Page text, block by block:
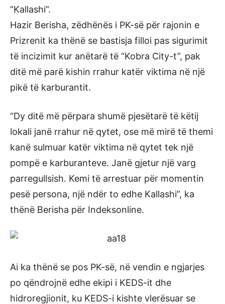
“Kallashi”.
Hazir Berisha, zëdhënës i PK-së për rajonin e
Prizrenit ka thënë se bastisja filloi pas sigurimit
të incizimit kur anëtarë të “Kobra City-t”, pak
ditë më parë kishin rrahur katër viktima në një
pikë të karburantit.
“Dy ditë më përpara shumë pjesëtarë të këtij
lokali janë rrahur në qytet, ose më mirë të themi
kanë sulmuar katër viktima në qytet tek një
pompë e karburanteve. Janë gjetur një varg
parregullsish. Kemi të arrestuar për momentin
pesë persona, një ndër to edhe Kallashi”, ka
thënë Berisha për Indeksonline.
Ai ka thënë se pos PK-së, në vendin e ngjarjes
po qëndrojnë edhe ekipi i KEDS-it dhe
hidroregjionit, ku KEDS-i kishte vlerësuar se